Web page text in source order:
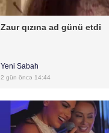
Zaur qızına ad günü etdi
Yeni Sabah
2 gün öncə 14:44